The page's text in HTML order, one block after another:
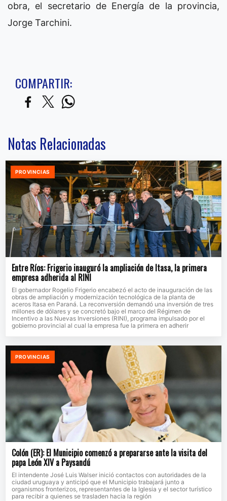
obra, el secretario de Energía de la provincia,
Jorge Tarchini.
COMPARTIR:
Notas Relacionadas
PROVINCIAS
Entre Ríos: Frigerio inauguró la ampliación de Itasa, la primera
empresa adherida al RINI
El gobernador Rogelio Frigerio encabezó el acto de inauguración de las
obras de ampliación y modernización tecnológica de la planta de
aceros Itasa en Paraná. La reconversión demandó una inversión de tres
millones de dólares y se concretó bajo el marco del Régimen de
Incentivo a las Nuevas Inversiones (RINI), programa impulsado por el
gobierno provincial al cual la empresa fue la primera en adherir
PROVINCIAS
Colón (ER): El Municipio comenzó a prepararse ante la visita del
papa León XIV a Paysandú
El intendente José Luis Walser inició contactos con autoridades de la
ciudad uruguaya y anticipó que el Municipio trabajará junto a
organismos fronterizos, representantes de la Iglesia y el sector turístico
para recibir a quienes se trasladen hacia la región